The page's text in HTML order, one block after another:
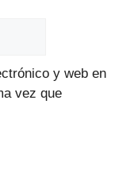
y web en
vez que